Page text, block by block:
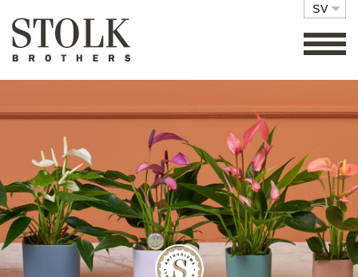
SORTIMENT
KOMPOSITIONER
MILJÖVÄNLIGT
SKÖTSEL
DETALJHANDEL
KONTAKT
SV